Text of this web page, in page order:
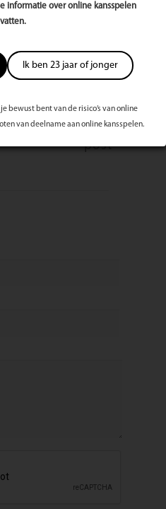
informatie over online kansspelen
Ik ben 23 jaar of jonger
bewust bent van de risico’s van online
van deelname aan online kansspelen.
Rate
post